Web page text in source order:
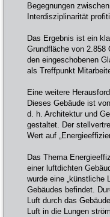
Begegnungen
Interdisziplinarität
Das Ergebnis ist ein
Grundfläche von 2.858
den eingeschobenen
als Treffpunkt
Eine weitere
Dieses Gebäude ist
d. h. Architektur und
gestaltet. Der
Wert auf
Das Thema
einer luftdichten
wurde eine „künstliche
Gebäudes befindet.
Luft durch das
Luft in die Lungen